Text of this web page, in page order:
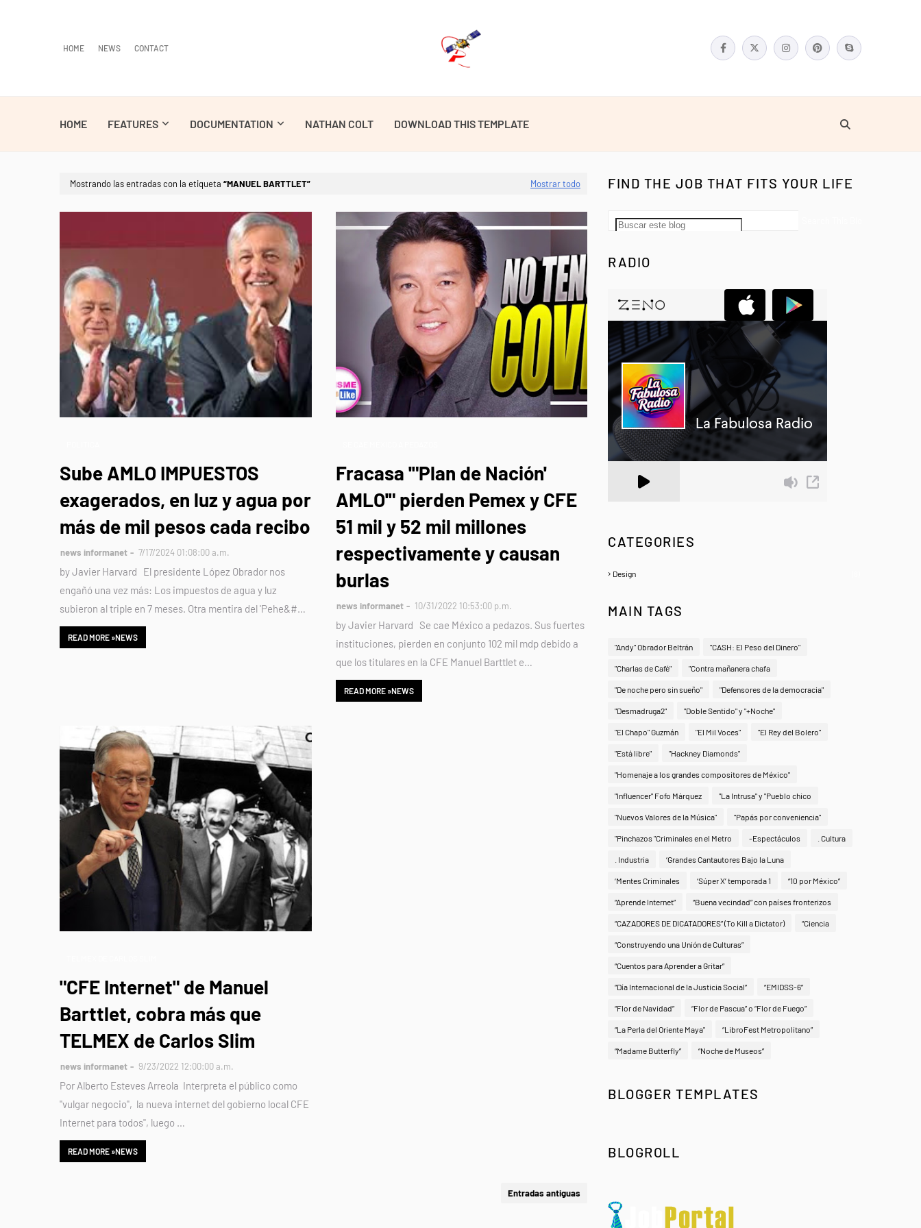
HOME NEWS CONTACT
HOME FEATURES DOCUMENTATION NATHAN COLT DOWNLOAD THIS TEMPLATE
Mostrando las entradas con la etiqueta MANUEL BARTTLET Mostrar todo
Sube AMLO IMPUESTOS
exagerados, en luz y agua por
más de mil pesos cada recibo
news informanet 7/17/2024 01:08:00 a.m.
by Javier Harvard El presidente López Obrador nos
engañó una vez más: Los impuestos de agua y luz
subieron al triple en 7 meses. Otra mentira del 'Pehe&#…
READ MORE »NEWS
Fracasa '"Plan de Nación'
AMLO'" pierden Pemex y CFE
51 mil y 52 mil millones
respectivamente y causan
burlas
news informanet 10/31/2022 10:53:00 p.m.
by Javier Harvard Se cae México a pedazos. Sus fuertes
instituciones, pierden en conjunto 102 mil mdp debido a
que los titulares en la CFE Manuel Barttlet e…
READ MORE »NEWS
"CFE Internet" de Manuel
Barttlet, cobra más que
TELMEX de Carlos Slim
news informanet 9/23/2022 12:00:00 a.m.
Por Alberto Esteves Arreola Interpreta el público como
"vulgar negocio", la nueva internet del gobierno local CFE
Internet para todos", luego …
READ MORE »NEWS
Entradas antiguas
FIND THE JOB THAT FITS YOUR LIFE
RADIO
CATEGORIES
Design
MAIN TAGS
"Andy" Obrador Beltrán "CASH: El Peso del Dinero"
"Charlas de Café" "Contra mañanera chafa
"De noche pero sin sueño" "Defensores de la democracia"
"Desmadruga2" "Doble Sentido" y "+Noche"
"El Chapo" Guzmán "El Mil Voces" "El Rey del Bolero"
"Está libre" "Hackney Diamonds"
"Homenaje a los grandes compositores de México"
"Influencer" Fofo Márquez "La Intrusa" y "Pueblo chico
"Nuevos Valores de la Música" "Papás por conveniencia"
"Pinchazos "Criminales en el Metro -Espectáculos . Cultura
. Industria ‘Grandes Cantautores Bajo la Luna
‘Mentes Criminales ‘Súper X’ temporada 1 “10 por México”
“Aprende Internet” “Buena vecindad” con países fronterizos
“CAZADORES DE DICATADORES” (To Kill a Dictator) “Ciencia
“Construyendo una Unión de Culturas”
“Cuentos para Aprender a Gritar”
“Día Internacional de la Justicia Social” “EMIDSS-6”
“Flor de Navidad” “Flor de Pascua” o “Flor de Fuego”
“La Perla del Oriente Maya" “LibroFest Metropolitano”
“Madame Butterfly” “Noche de Museos”
BLOGGER TEMPLATES
BLOGROLL